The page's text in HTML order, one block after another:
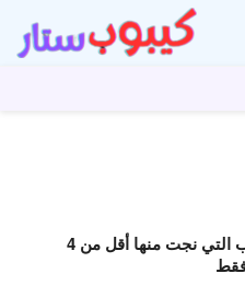
لعنة الكيبوب التي نجت منها أقل من 4